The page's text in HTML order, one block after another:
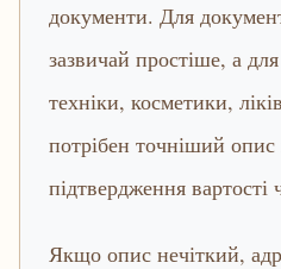
документи. Для
зазвичай простіше, а для
техніки, косметики,
потрібен точніший опис
підтвердження
Якщо опис нечіткий,